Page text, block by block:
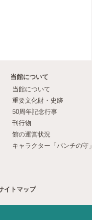
当館について
当館について
重要文化財・史跡
50周年記念行事
刊行物
館の運営状況
キャラクター「パンチの守」
イトマップ